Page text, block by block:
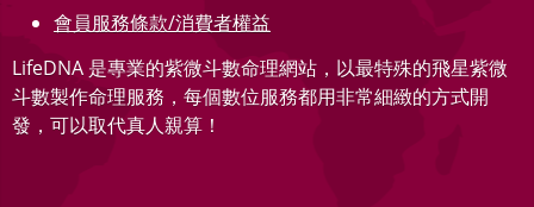
會員服務條款/消費者權益
LifeDNA 是專業的紫微斗數命理網站，以最特殊的飛星紫微
斗數製作命理服務，每個數位服務都用非常細緻的方式開
發，可以取代真人親算！